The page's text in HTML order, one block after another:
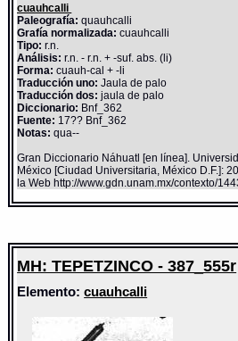
cuauhcalli
Paleografía: quauhcalli
Grafía normalizada: cuauhcalli
Tipo: r.n.
Análisis: r.n. - r.n. + -suf. abs. (li)
Forma: cuauh-cal + -li
Traducción uno: Jaula de palo
Traducción dos: jaula de palo
Diccionario: Bnf_362
Fuente: 17?? Bnf_362
Notas: qua--
Gran Diccionario Náhuatl [en línea].
México [Ciudad Universitaria, México D.F.]:
la Web http://www.gdn.unam.mx/contexto/
MH: TEPETZINCO - 387_555r
Elemento:cuauhcalli